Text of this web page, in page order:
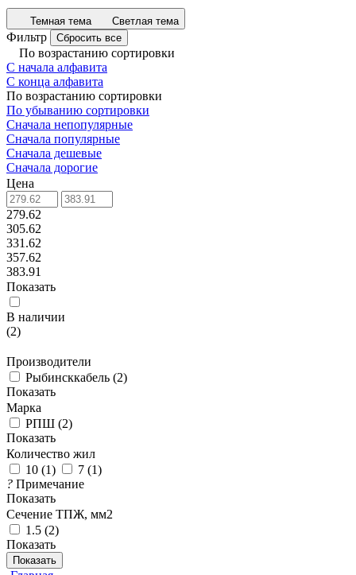
Темная тема Светлая тема
Фильтр Сбросить все
По возрастанию сортировки
С начала алфавита
С конца алфавита
По возрастанию сортировки
По убыванию сортировки
Сначала непопулярные
Сначала популярные
Сначала дешевые
Сначала дорогие
Цена
279.62
305.62
331.62
357.62
383.91
Показать
В наличии
(2)
Производители
Рыбинсккабель (2)
Показать
Марка
РПШ (2)
Показать
Количество жил
10 (1) 7 (1)
? Примечание
Показать
Сечение ТПЖ, мм2
1.5 (2)
Показать
Показать